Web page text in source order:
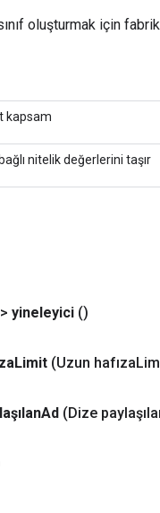
oluşturmak için
kapsam
nitelik değerlerini taşır
yineleyici ()
Limit (Uzun hafıza
Ad (Dize